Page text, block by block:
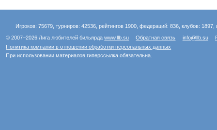
Игроков: 75679, турниров: 42536, рейтингов 1900, федераций: 836, клубов:
© 2007–2026 Лига любителей бильярдаwww.llb.su Обратная связь info@llb.su
Политика компании в отношении обработки персональных данных
При использовании материалов гиперссылка обязательна.